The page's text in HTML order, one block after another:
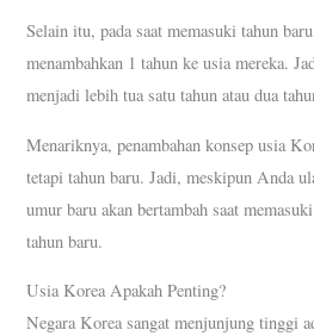
Selain itu, pada saat memasuki tahun
menambahkan 1 tahun ke usia mereka.
menjadi lebih tua satu tahun atau dua
Menariknya, penambahan konsep usia
tetapi tahun baru. Jadi, meskipun Anda
umur baru akan bertambah saat
tahun baru.
Usia Korea Apakah Penting?
Negara Korea sangat menjunjung tinggi